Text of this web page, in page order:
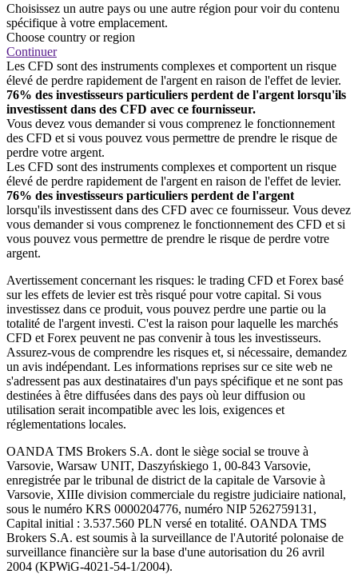
Choisissez un autre pays ou une autre région pour voir du contenu
spécifique à votre emplacement.
Choose country or region
Continuer
Les CFD sont des instruments complexes et comportent un risque
élevé de perdre rapidement de l'argent en raison de l'effet de levier.
76% des investisseurs particuliers perdent de l'argent lorsqu'ils
investissent dans des CFD avec ce fournisseur.
Vous devez vous demander si vous comprenez le fonctionnement
des CFD et si vous pouvez vous permettre de prendre le risque de
perdre votre argent.
Les CFD sont des instruments complexes et comportent un risque
élevé de perdre rapidement de l'argent en raison de l'effet de levier.
76% des investisseurs particuliers perdent de l'argent
lorsqu'ils investissent dans des CFD avec ce fournisseur. Vous devez
vous demander si vous comprenez le fonctionnement des CFD et si
vous pouvez vous permettre de prendre le risque de perdre votre
argent.
Avertissement concernant les risques: le trading CFD et Forex basé
sur les effets de levier est très risqué pour votre capital. Si vous
investissez dans ce produit, vous pouvez perdre une partie ou la
totalité de l'argent investi. C'est la raison pour laquelle les marchés
CFD et Forex peuvent ne pas convenir à tous les investisseurs.
Assurez-vous de comprendre les risques et, si nécessaire, demandez
un avis indépendant. Les informations reprises sur ce site web ne
s'adressent pas aux destinataires d'un pays spécifique et ne sont pas
destinées à être diffusées dans des pays où leur diffusion ou
utilisation serait incompatible avec les lois, exigences et
réglementations locales.
OANDA TMS Brokers S.A. dont le siège social se trouve à
Varsovie, Warsaw UNIT, Daszyńskiego 1, 00-843 Varsovie,
enregistrée par le tribunal de district de la capitale de Varsovie à
Varsovie, XIIIe division commerciale du registre judiciaire national,
sous le numéro KRS 0000204776, numéro NIP 5262759131,
Capital initial : 3.537.560 PLN versé en totalité. OANDA TMS
Brokers S.A. est soumis à la surveillance de l'Autorité polonaise de
surveillance financière sur la base d'une autorisation du 26 avril
2004 (KPWiG-4021-54-1/2004).